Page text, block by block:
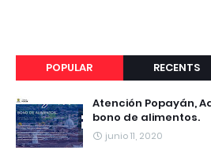
POPULAR RECENTS
Atención Popayán,
bono de alimentos.
junio 11, 2020